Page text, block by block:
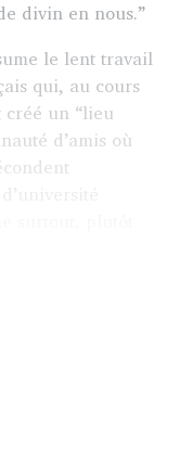
divin en nous.”
le lent travail
qui, au cours
créé un “lieu
d’amis où
philosophiques
pouvons voir ici